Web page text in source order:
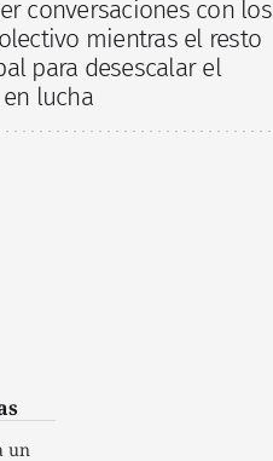
conversaciones con los
mientras el resto
para desescalar el
lucha
un